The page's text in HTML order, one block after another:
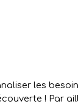
les
! Par